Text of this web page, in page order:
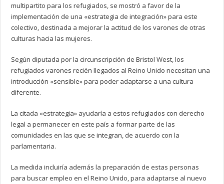
multipartito para los refugiados, se mostró a favor de la
implementación de una «estrategia de integración» para este
colectivo, destinada a mejorar la actitud de los varones de otras
culturas hacia las mujeres.
Según diputada por la circunscripción de Bristol West, los
refugiados varones recién llegados al Reino Unido necesitan una
introducción «sensible» para poder adaptarse a una cultura
diferente.
La citada «estrategia» ayudaría a estos refugiados con derecho
legal a permanecer en este país a formar parte de las
comunidades en las que se integran, de acuerdo con la
parlamentaria.
La medida incluiría además la preparación de estas personas
para buscar empleo en el Reino Unido, para adaptarse al nuevo